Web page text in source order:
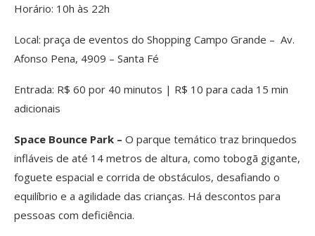
Horário: 10h às 22h
Local: praça de eventos do Shopping Campo Grande – Av.
Afonso Pena, 4909 – Santa Fé
Entrada: R$ 60 por 40 minutos | R$ 10 para cada 15 min
adicionais
Space Bounce Park – O parque temático traz brinquedos
infláveis de até 14 metros de altura, como tobogã gigante,
foguete espacial e corrida de obstáculos, desafiando o
equilíbrio e a agilidade das crianças. Há descontos para
pessoas com deficiência.